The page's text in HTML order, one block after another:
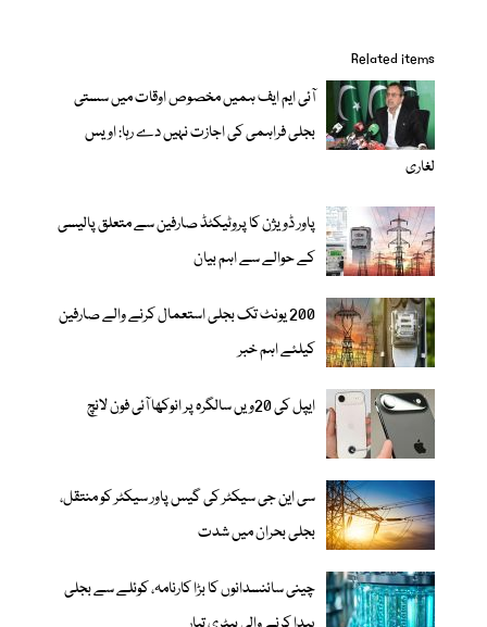
Related items
آئی ایم ایف ہمیں مخصوص اوقات میں سستی
بجلی فراہمی کی اجازت نہیں دے رہا: اویس
لغاری
پاور ڈویژن کا پروٹیکٹڈ صارفین سے متعلق پالیسی
کے حوالے سے اہم بیان
200 یونٹ تک بجلی استعمال کرنے والے صارفین
کیلئے اہم خبر
ایپل کی 20ویں سالگرہ پر انوکھا آئی فون لانچ
سی این جی سیکٹر کی گیس پاور سیکٹر کو منتقل،
بجلی بحران میں شدت
چینی سائنسدانوں کا بڑا کارنامہ، کوئلے سے بجلی